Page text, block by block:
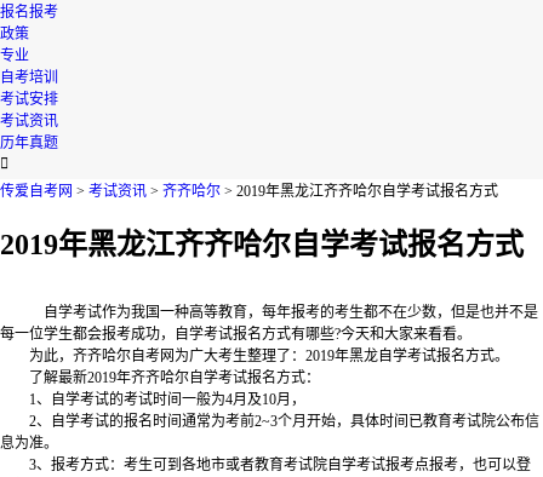
报名报考
政策
专业
自考培训
考试安排
考试资讯
历年真题

传爱自考网 > 考试资讯 > 齐齐哈尔 > 2019年黑龙江齐齐哈尔自学考试报名方式
2019年黑龙江齐齐哈尔自学考试报名方式
自学考试作为我国一种高等教育，每年报考的考生都不在少数，但是也并不是
每一位学生都会报考成功，自学考试报名方式有哪些?今天和大家来看看。
为此，齐齐哈尔自考网为广大考生整理了：2019年黑龙自学考试报名方式。
了解最新2019年齐齐哈尔自学考试报名方式：
1、自学考试的考试时间一般为4月及10月，
2、自学考试的报名时间通常为考前2~3个月开始，具体时间已教育考试院公布信
息为准。
3、报考方式：考生可到各地市或者教育考试院自学考试报考点报考，也可以登